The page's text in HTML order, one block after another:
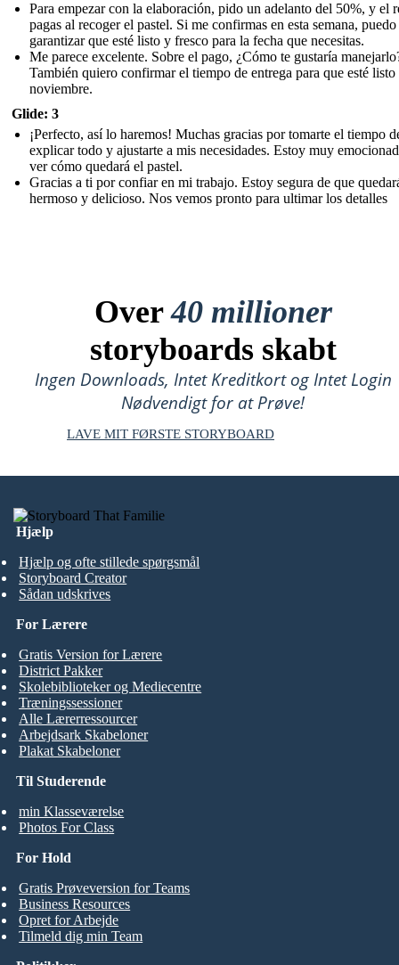
Para empezar con la elaboración, pido un adelanto del 50%, y el
pagas al recoger el pastel. Si me confirmas en esta semana, puedo
garantizar que esté listo y fresco para la fecha que necesitas.
Me parece excelente. Sobre el pago, ¿Cómo te gustaría
También quiero confirmar el tiempo de entrega para que esté listo
noviembre.
Glide: 3
¡Perfecto, así lo haremos! Muchas gracias por tomarte el tiempo
explicar todo y ajustarte a mis necesidades. Estoy muy
ver cómo quedará el pastel.
Gracias a ti por confiar en mi trabajo. Estoy segura de que
hermoso y delicioso. Nos vemos pronto para ultimar los detalles
Over40 millioner
storyboards skabt
Ingen Downloads, Intet Kreditkort og Intet Login
Nødvendigt for at Prøve!
LAVE MIT FØRSTE STORYBOARD
Hjælp
Hjælp og ofte stillede spørgsmål
Storyboard Creator
Sådan udskrives
Til Studerende
min Klasseværelse
Photos For Class
For Lærere
Gratis Version for Lærere
District Pakker
Skolebiblioteker og Mediecentre
Træningssessioner
Alle Lærerressourcer
Arbejdsark Skabeloner
Plakat Skabeloner
For Hold
Gratis Prøveversion for Teams
Business Resources
Opret for Arbejde
Tilmeld dig min Team